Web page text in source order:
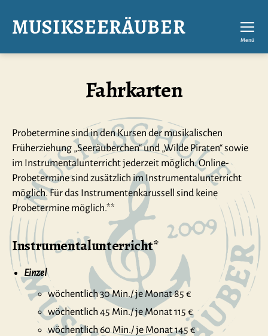
MUSIKSEERÄUBER Menü
Fahrkarten
Probetermine sind in den Kursen der musikalischen
Früherziehung „Seeräuberchen“ und „Wilde Piraten“ sowie
im Instrumentalunterricht jederzeit möglich. Online-
Probetermine sind zusätzlich im Instrumentalunterricht
möglich. Für das Instrumentenkarussell sind keine
Probetermine möglich.**
Instrumentalunterricht*
Einzel
wöchentlich 30 Min./ je Monat 85 €
wöchentlich 45 Min./ je Monat 115 €
wöchentlich 60 Min./ je Monat 145 €